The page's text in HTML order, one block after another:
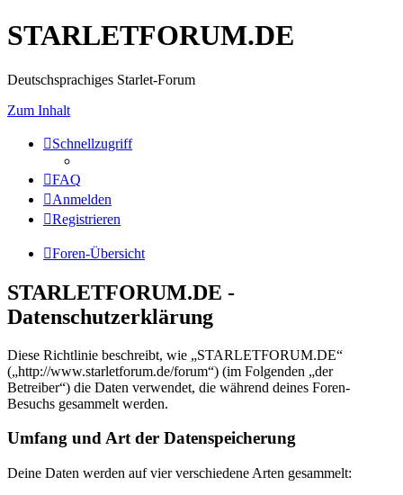
STARLETFORUM.DE
Deutschsprachiges Starlet-Forum
Zum Inhalt
Schnellzugriff
FAQ
Anmelden
Registrieren
Foren-Übersicht
STARLETFORUM.DE -
Datenschutzerklärung
Diese Richtlinie beschreibt, wie „STARLETFORUM.DE“
(„http://www.starletforum.de/forum“) (im Folgenden „der
Betreiber“) die Daten verwendet, die während deines Foren-
Besuchs gesammelt werden.
Umfang und Art der Datenspeicherung
Deine Daten werden auf vier verschiedene Arten gesammelt: